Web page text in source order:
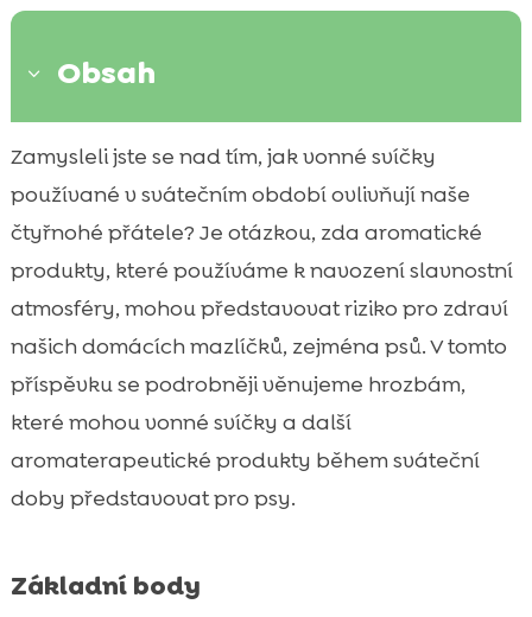
3 Obsah
 Úvod do problematiky
 Jak fungují vonné svíčky
 Bezpečnostní rizika pro psy
 Vůně svíček a pes: Co je třeba vědět?
 Jak rozpoznat příznaky otravy
 Pes ve stresu a jak mu pomoci
Bezpečné osvětlení během svátků
 Přírodní a bezpečné vánoční vůně
CricksyDog: Bezpečná volba pro psy
během svátků
Rady a tipy na bezpečné sváteční
 Význam správné ventilace domácnosti
Zamysleli jste se nad tím, jak vonné svíčky
používané v svátečním období ovlivňují naše
čtyřnohé přátele? Je otázkou, zda aromatické
produkty, které používáme k navození slavnostní
atmosféry, mohou představovat riziko pro zdraví
našich domácích mazlíčků, zejména psů. V tomto
příspěvku se podrobněji věnujeme hrozbám,
které mohou vonné svíčky a další
aromaterapeutické produkty během sváteční
doby představovat pro psy.
Základní body